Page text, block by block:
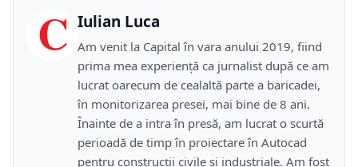
C Iulian Luca
Am venit la Capital în vara anului 2019, fiind
prima mea experiență ca jurnalist după ce am
lucrat oarecum de cealaltă parte a baricadei,
în monitorizarea presei, mai bine de 8 ani.
Înainte de a intra în presă, am lucrat o scurtă
perioadă de timp în proiectare în Autocad
pentru construcții civile și industriale. Am fost